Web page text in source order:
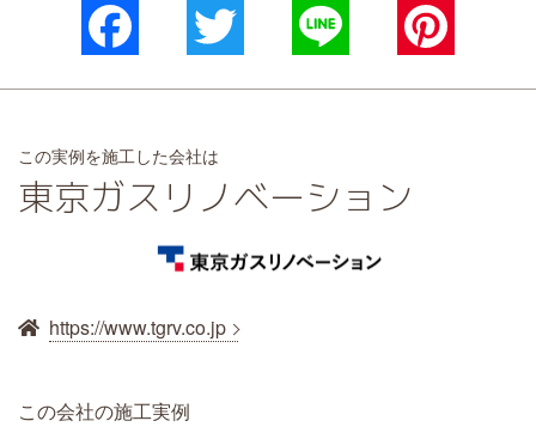
Facebook
この実例を施工した会社は
東京ガスリノベーション
https://www.tgrv.co.jp
この会社の施工実例